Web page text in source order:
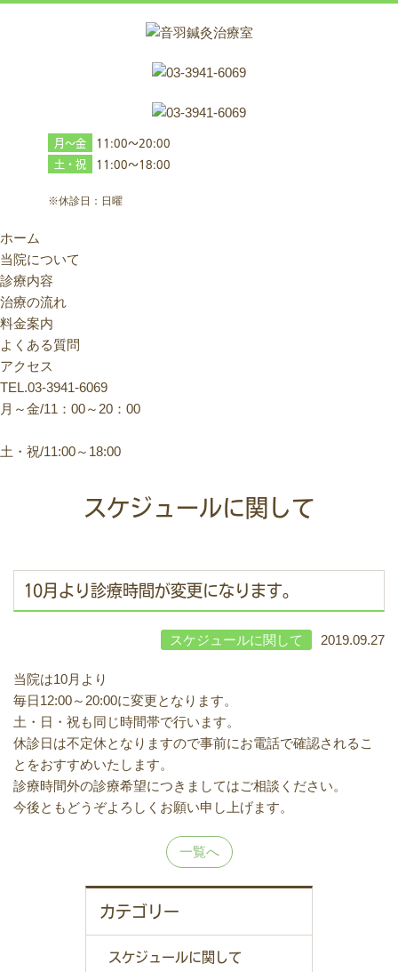
月～金
11:00～20:00
土・祝
11:00～18:00
※休診日：日曜
ホーム
当院について
診療内容
治療の流れ
料金案内
よくある質問
アクセス
TEL.03-3941-6069
月～金/11：00～20：00
土・祝/11:00～18:00
スケジュールに関して
10月より診療時間が変更になります。
スケジュールに関して 2019.09.27
当院は10月より
毎日12:00～20:00に変更となります。
土・日・祝も同じ時間帯で行います。
休診日は不定休となりますので事前にお電話で確認されるこ
とをおすすめいたします。
診療時間外の診療希望につきましてはご相談ください。
今後ともどうぞよろしくお願い申し上げます。
一覧へ
カテゴリー
スケジュールに関して